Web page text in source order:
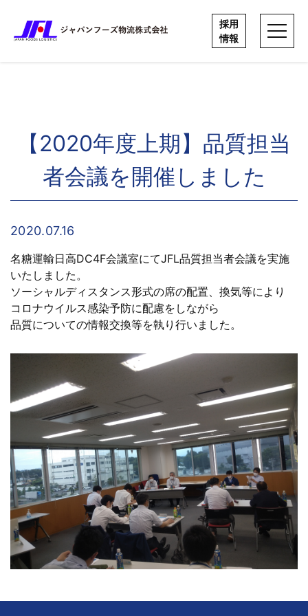
採用
情報
content
採用
情報
【2020年度上期】品質担当
者会議を開催しました
2020.07.16
名糖運輸日高DC4F会議室にてJFL品質担当者会議を実施
いたしました。
ソーシャルディスタンス形式の席の配置、換気等により
コロナウイルス感染予防に配慮をしながら
品質についての情報交換等を執り行いました。